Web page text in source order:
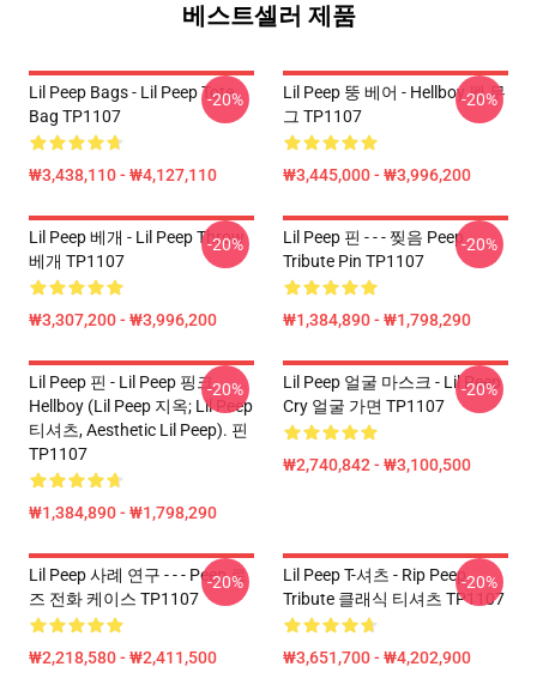
베스트셀러 제품
Lil Peep Bags - Lil Peep Tote
Bag TP1107
₩3,438,110 - ₩4,127,110
-20%
Lil Peep 뚱 베어 - Hellboy 펩 무
그 TP1107
₩3,445,000 - ₩3,996,200
-20%
Lil Peep 베개 - Lil Peep Throw
베개 TP1107
₩3,307,200 - ₩3,996,200
-20%
Lil Peep 핀 - - - 찢음 Peep
Tribute Pin TP1107
₩1,384,890 - ₩1,798,290
-20%
Lil Peep 핀 - Lil Peep 핑크
Hellboy (Lil Peep 지옥; Lil Peep
티셔츠, Aesthetic Lil Peep). 핀
TP1107
₩1,384,890 - ₩1,798,290
-20%
Lil Peep 얼굴 마스크 - Lil Peep
Cry 얼굴 가면 TP1107
₩2,740,842 - ₩3,100,500
-20%
Lil Peep 사례 연구 - - - Peep 로
즈 전화 케이스 TP1107
₩2,218,580 - ₩2,411,500
-20%
Lil Peep T-셔츠 - Rip Peep
Tribute 클래식 티셔츠 TP1107
₩3,651,700 - ₩4,202,900
-20%